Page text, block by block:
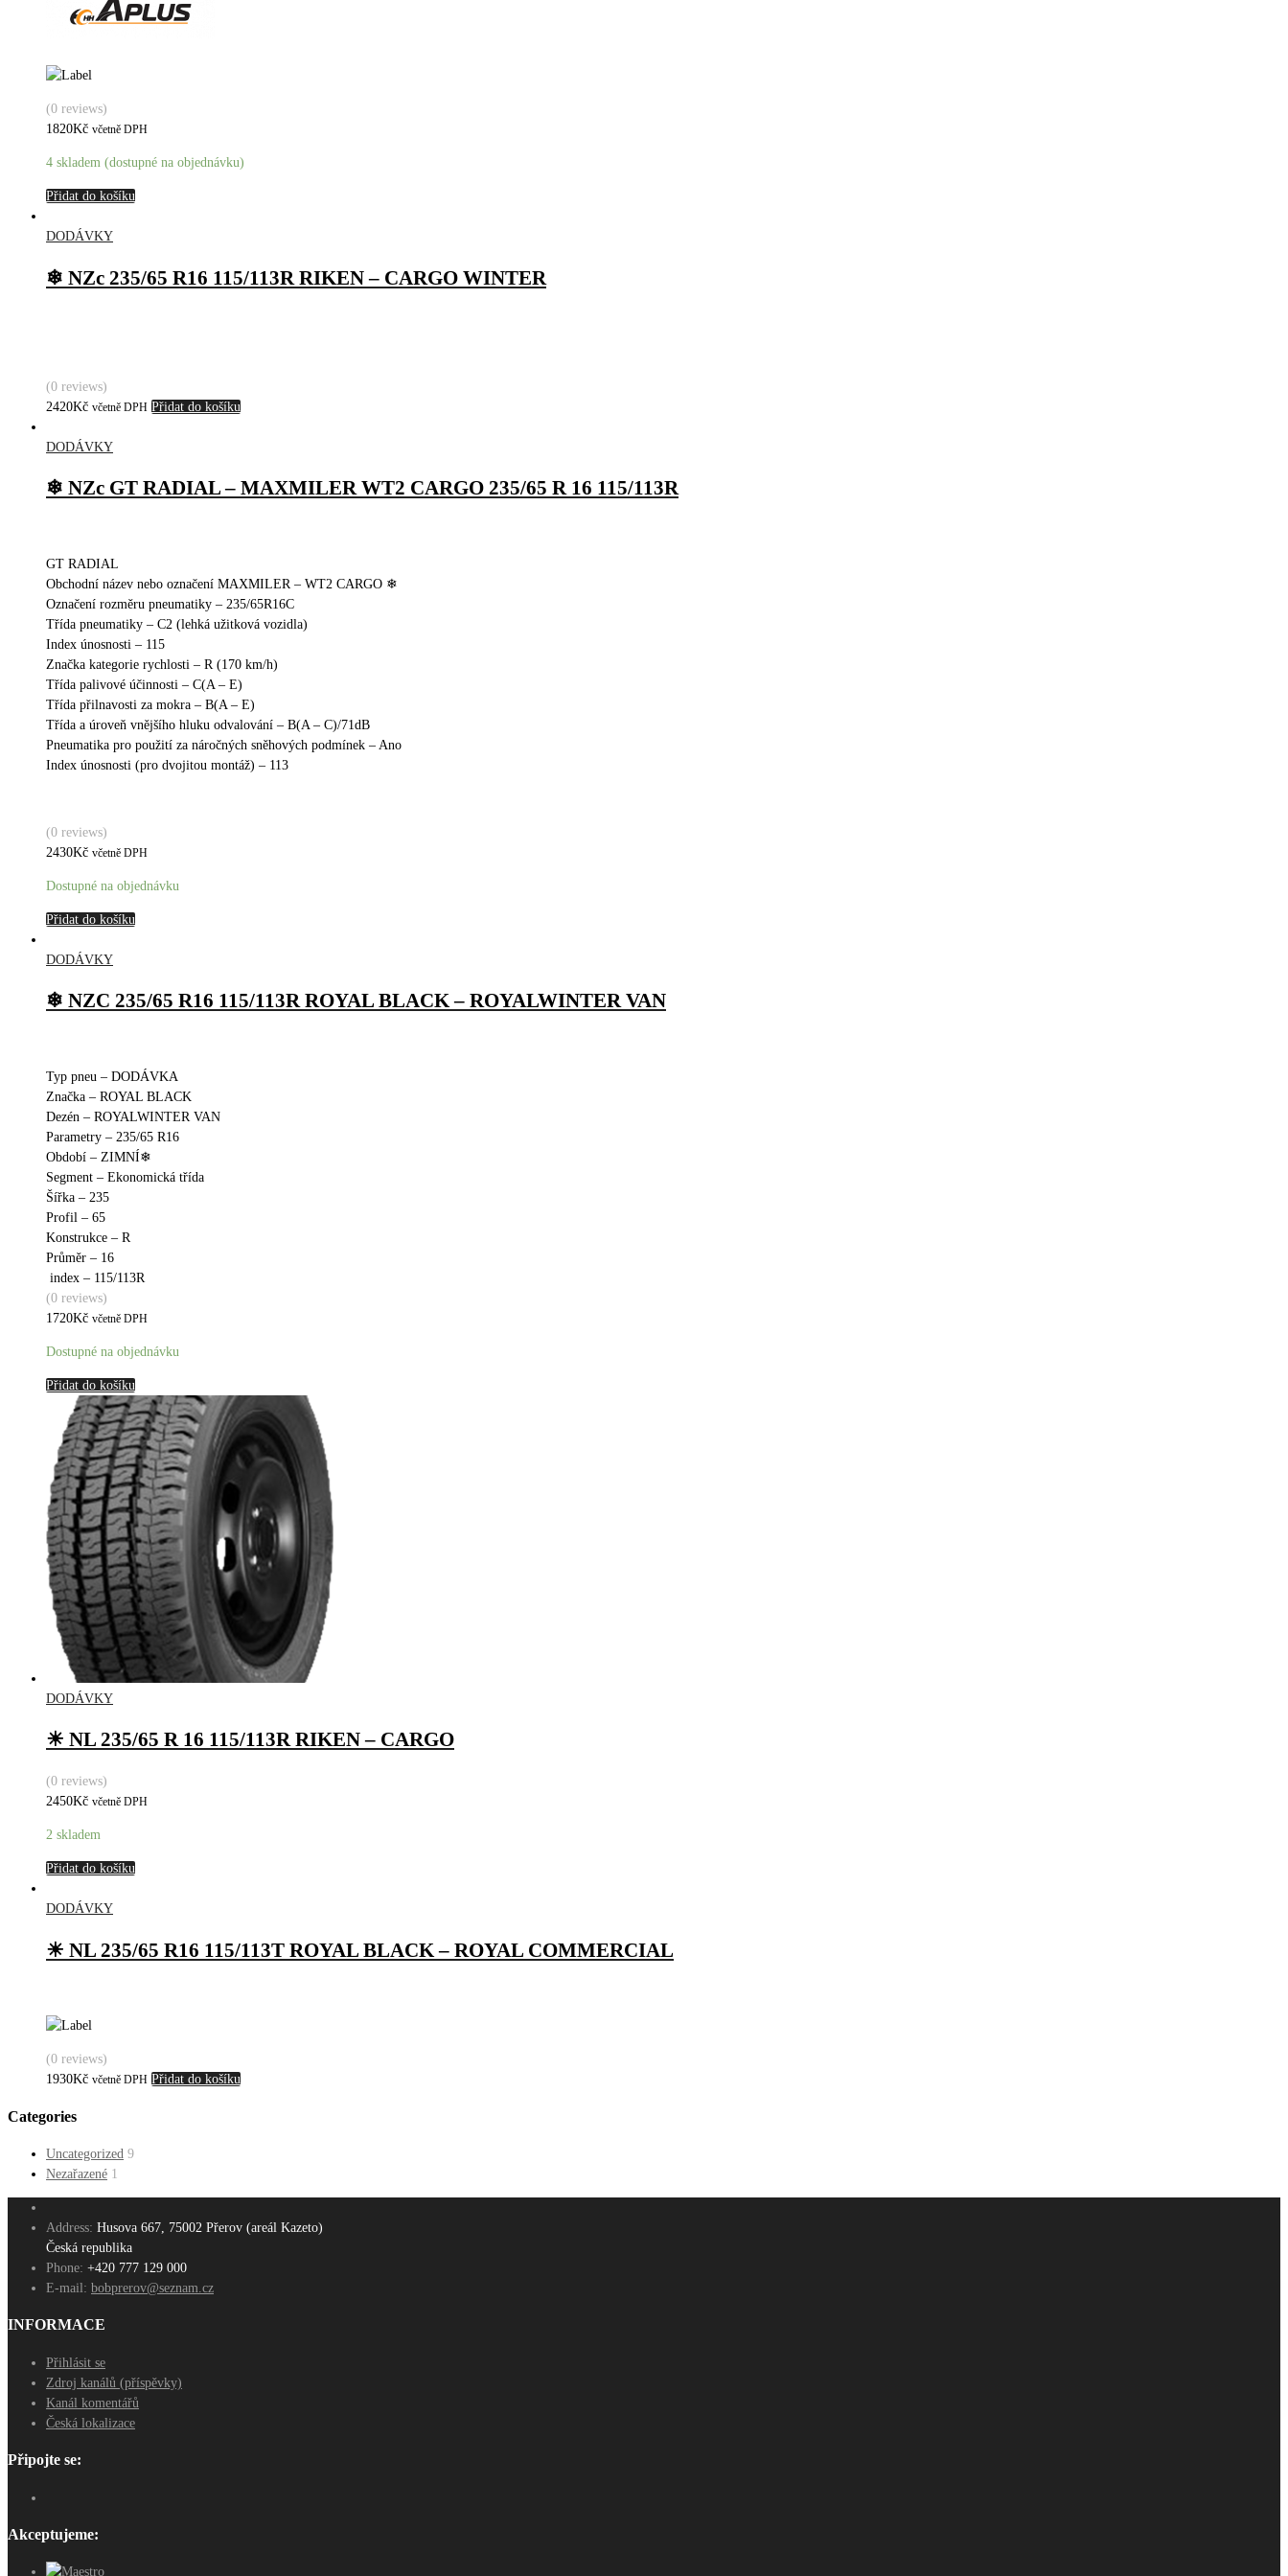
(0 reviews)
1820Kč včetně DPH
4 skladem (dostupné na objednávku)
Přidat do košíku
DODÁVKY
❄ NZc 235/65 R16 115/113R RIKEN – CARGO WINTER
(0 reviews)
2420Kč včetně DPH Přidat do košíku
DODÁVKY
❄ NZc GT RADIAL – MAXMILER WT2 CARGO 235/65 R 16 115/113R
GT RADIAL
Obchodní název nebo označení MAXMILER – WT2 CARGO ❄
Označení rozměru pneumatiky – 235/65R16C
Třída pneumatiky – C2 (lehká užitková vozidla)
Index únosnosti – 115
Značka kategorie rychlosti – R (170 km/h)
Třída palivové účinnosti – C(A – E)
Třída přilnavosti za mokra – B(A – E)
Třída a úroveň vnějšího hluku odvalování – B(A – C)/71 dB
Pneumatika pro použití za náročných sněhových podmínek – Ano
Index únosnosti (pro dvojitou montáž) – 113
(0 reviews)
2430Kč včetně DPH
Dostupné na objednávku
Přidat do košíku
DODÁVKY
❄ NZC 235/65 R16 115/113R ROYAL BLACK – ROYALWINTER VAN
Typ pneu – DODÁVKA
Značka – ROYAL BLACK
Dezén – ROYALWINTER VAN
Parametry – 235/65 R16
Období – ZIMNÍ❄
Segment – Ekonomická třída
Šířka – 235
Profil – 65
Konstrukce – R
Průměr – 16
index – 115/113R
(0 reviews)
1720Kč včetně DPH
Dostupné na objednávku
Přidat do košíku
DODÁVKY
☀ NL 235/65 R 16 115/113R RIKEN – CARGO
(0 reviews)
2450Kč včetně DPH
2 skladem
Přidat do košíku
DODÁVKY
☀ NL 235/65 R16 115/113T ROYAL BLACK – ROYAL COMMERCIAL
(0 reviews)
1930Kč včetně DPH Přidat do košíku
Categories
Uncategorized 9
Nezařazené 1
Address: Husova 667, 75002 Přerov (areál Kazeto)
Česká republika
Phone: +420 777 129 000
E-mail: bobprerov@seznam.cz
INFORMACE
Přihlásit se
Zdroj kanálů (příspěvky)
Kanál komentářů
Česká lokalizace
Připojte se:
Akceptujeme: